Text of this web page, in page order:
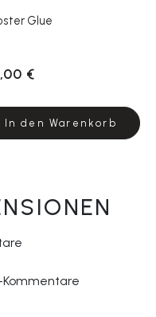
Glue
€
In den Warenkorb